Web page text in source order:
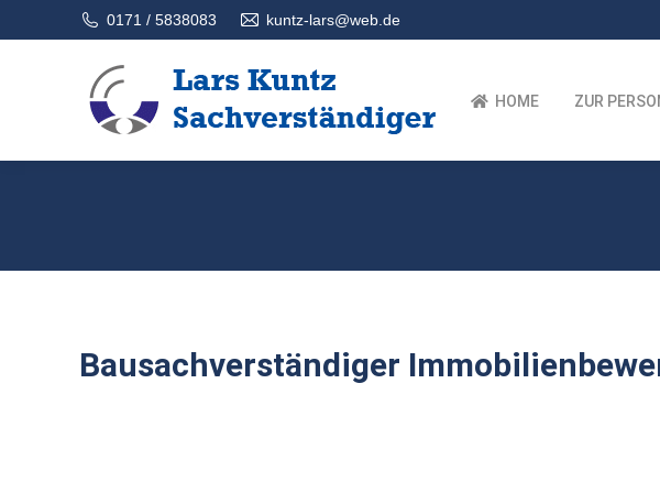
0171 / 5838083 kuntz-lars@web.de
HOME ZUR
Bausachverständiger